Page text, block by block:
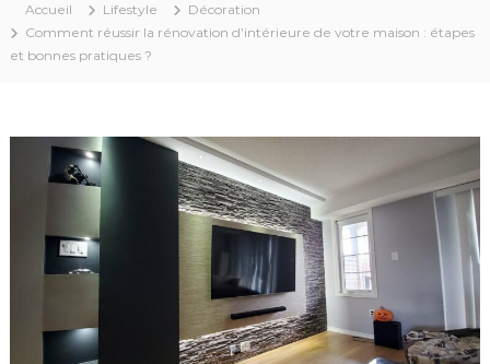
Accueil Lifestyle
Décoration
Comment réussir la rénovation d’intérieure de votre maison : étapes
et bonnes pratiques ?